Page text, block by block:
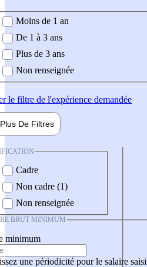
demandée
Moins de 1 an
De 1 à 3 ans
Plus de 3 ans
Non renseignée
le filtre de l'expérience demandée
Plus De Filtres
Cadre
Non cadre (1)
Non renseignée
BRUT MINIMUM
minimum
une périodicité pour le salaire saisi